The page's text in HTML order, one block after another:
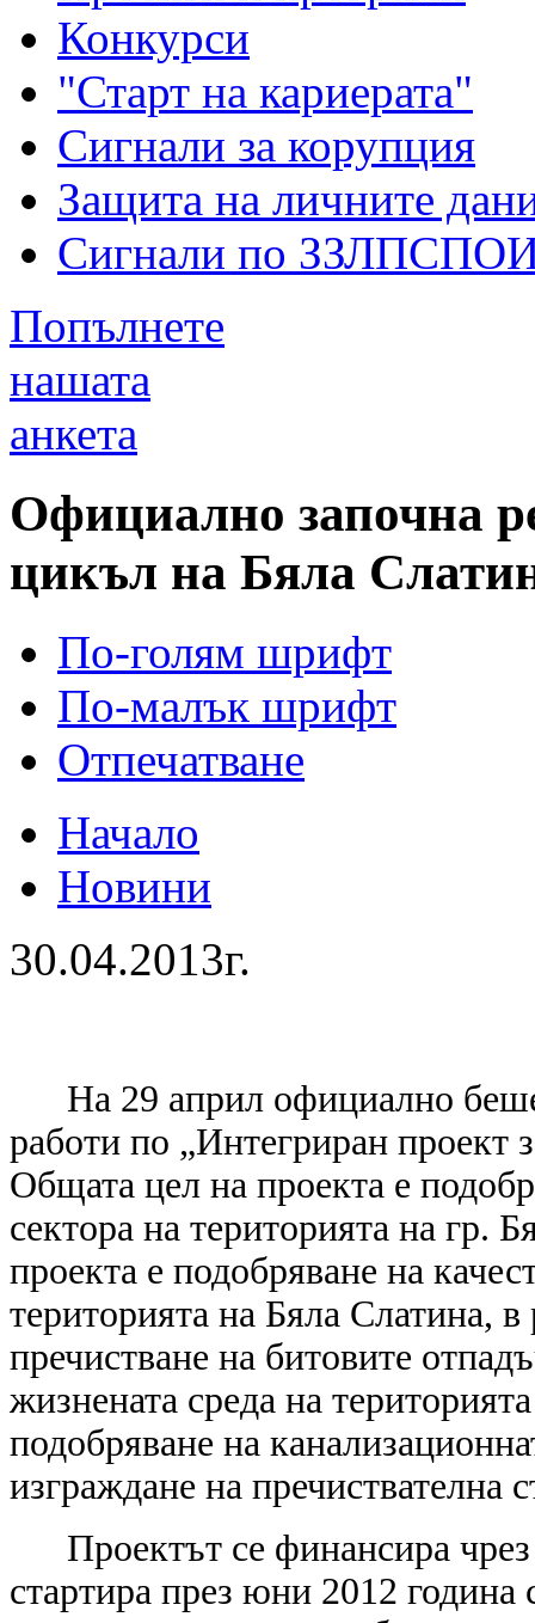
Конкурси
"Старт на кариерата"
Сигнали за корупция
Защита на личните
Сигнали по
Попълнете
нашата
анкета
Официално започна
цикъл на Бяла
По-голям шрифт
По-малък шрифт
Отпечатване
Начало
Новини
30.04.2013г.
На 29 април официално
работи по „Интегриран проект
Общата цел на проекта е
сектора на територията на гр.
проекта е подобряване на
територията на Бяла Слатина, в
пречистване на битовите
жизнената среда на
подобряване на
изграждане на пречиствателна
Проектът се финансира
стартира през юни 2012 година